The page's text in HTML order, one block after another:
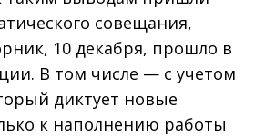
совещания,
10 декабря, прошло в
В том числе — с учетом
диктует новые
к наполнению работы